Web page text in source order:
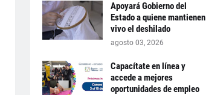
Apoyará Gobierno del
Estado a quiene mantienen
vivo el deshilado
agosto 03, 2026
Capacítate en línea y
accede a mejores
oportunidades de empleo